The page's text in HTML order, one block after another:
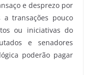
e desprezo por
transações pouco
ou iniciativas do
e senadores
poderão pagar